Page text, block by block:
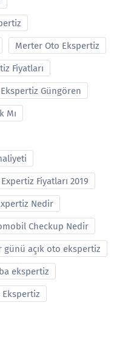
Merter Oto Ekspertiz
Fiyatları
Güngören
Mı
Fiyatları 2019
Nedir
Checkup Nedir
günü açık oto ekspertiz
ekspertiz
Ekspertiz